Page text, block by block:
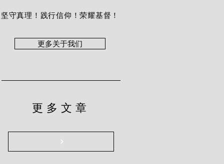
坚守真理！践行信仰！荣耀基督！
更多关于我们
更多文章